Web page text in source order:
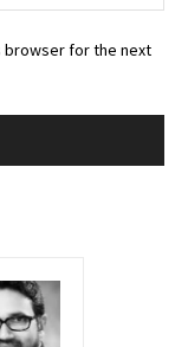
browser for the next